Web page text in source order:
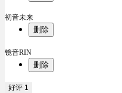
初音未来
删除
镜音RIN
删除
好评 1